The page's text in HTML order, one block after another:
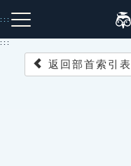
到
主
:::
:::
返回部首索引表